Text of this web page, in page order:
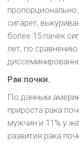
пропорционально
сигарет,
более 15 пачек
лет, по
Рак почки.
По данным
прироста рака
мужчин и 11% у
развития рака